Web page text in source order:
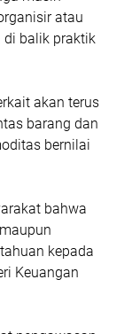
atau
di balik praktik
akan terus
barang dan
bernilai
bahwa
kepada
Keuangan